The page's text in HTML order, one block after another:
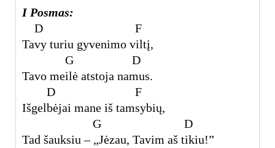
I Posmas:
D F
Tavy turiu gyvenimo viltį,
G D
Tavo meilė atstoja namus.
D F
Išgelbėjai mane iš tamsybių,
G D
Tad šauksiu – „Jėzau, Tavim aš tikiu!”